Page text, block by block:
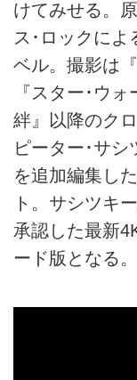
けてみせる。
ス･ロックによ
ベル。撮影は
『スター･ウ
絆』以降のク
ピーター･サシ
を追加編集し
ト。サシツキ
承認した最新
ード版となる。